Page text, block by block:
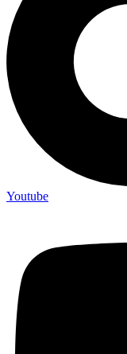
Youtube